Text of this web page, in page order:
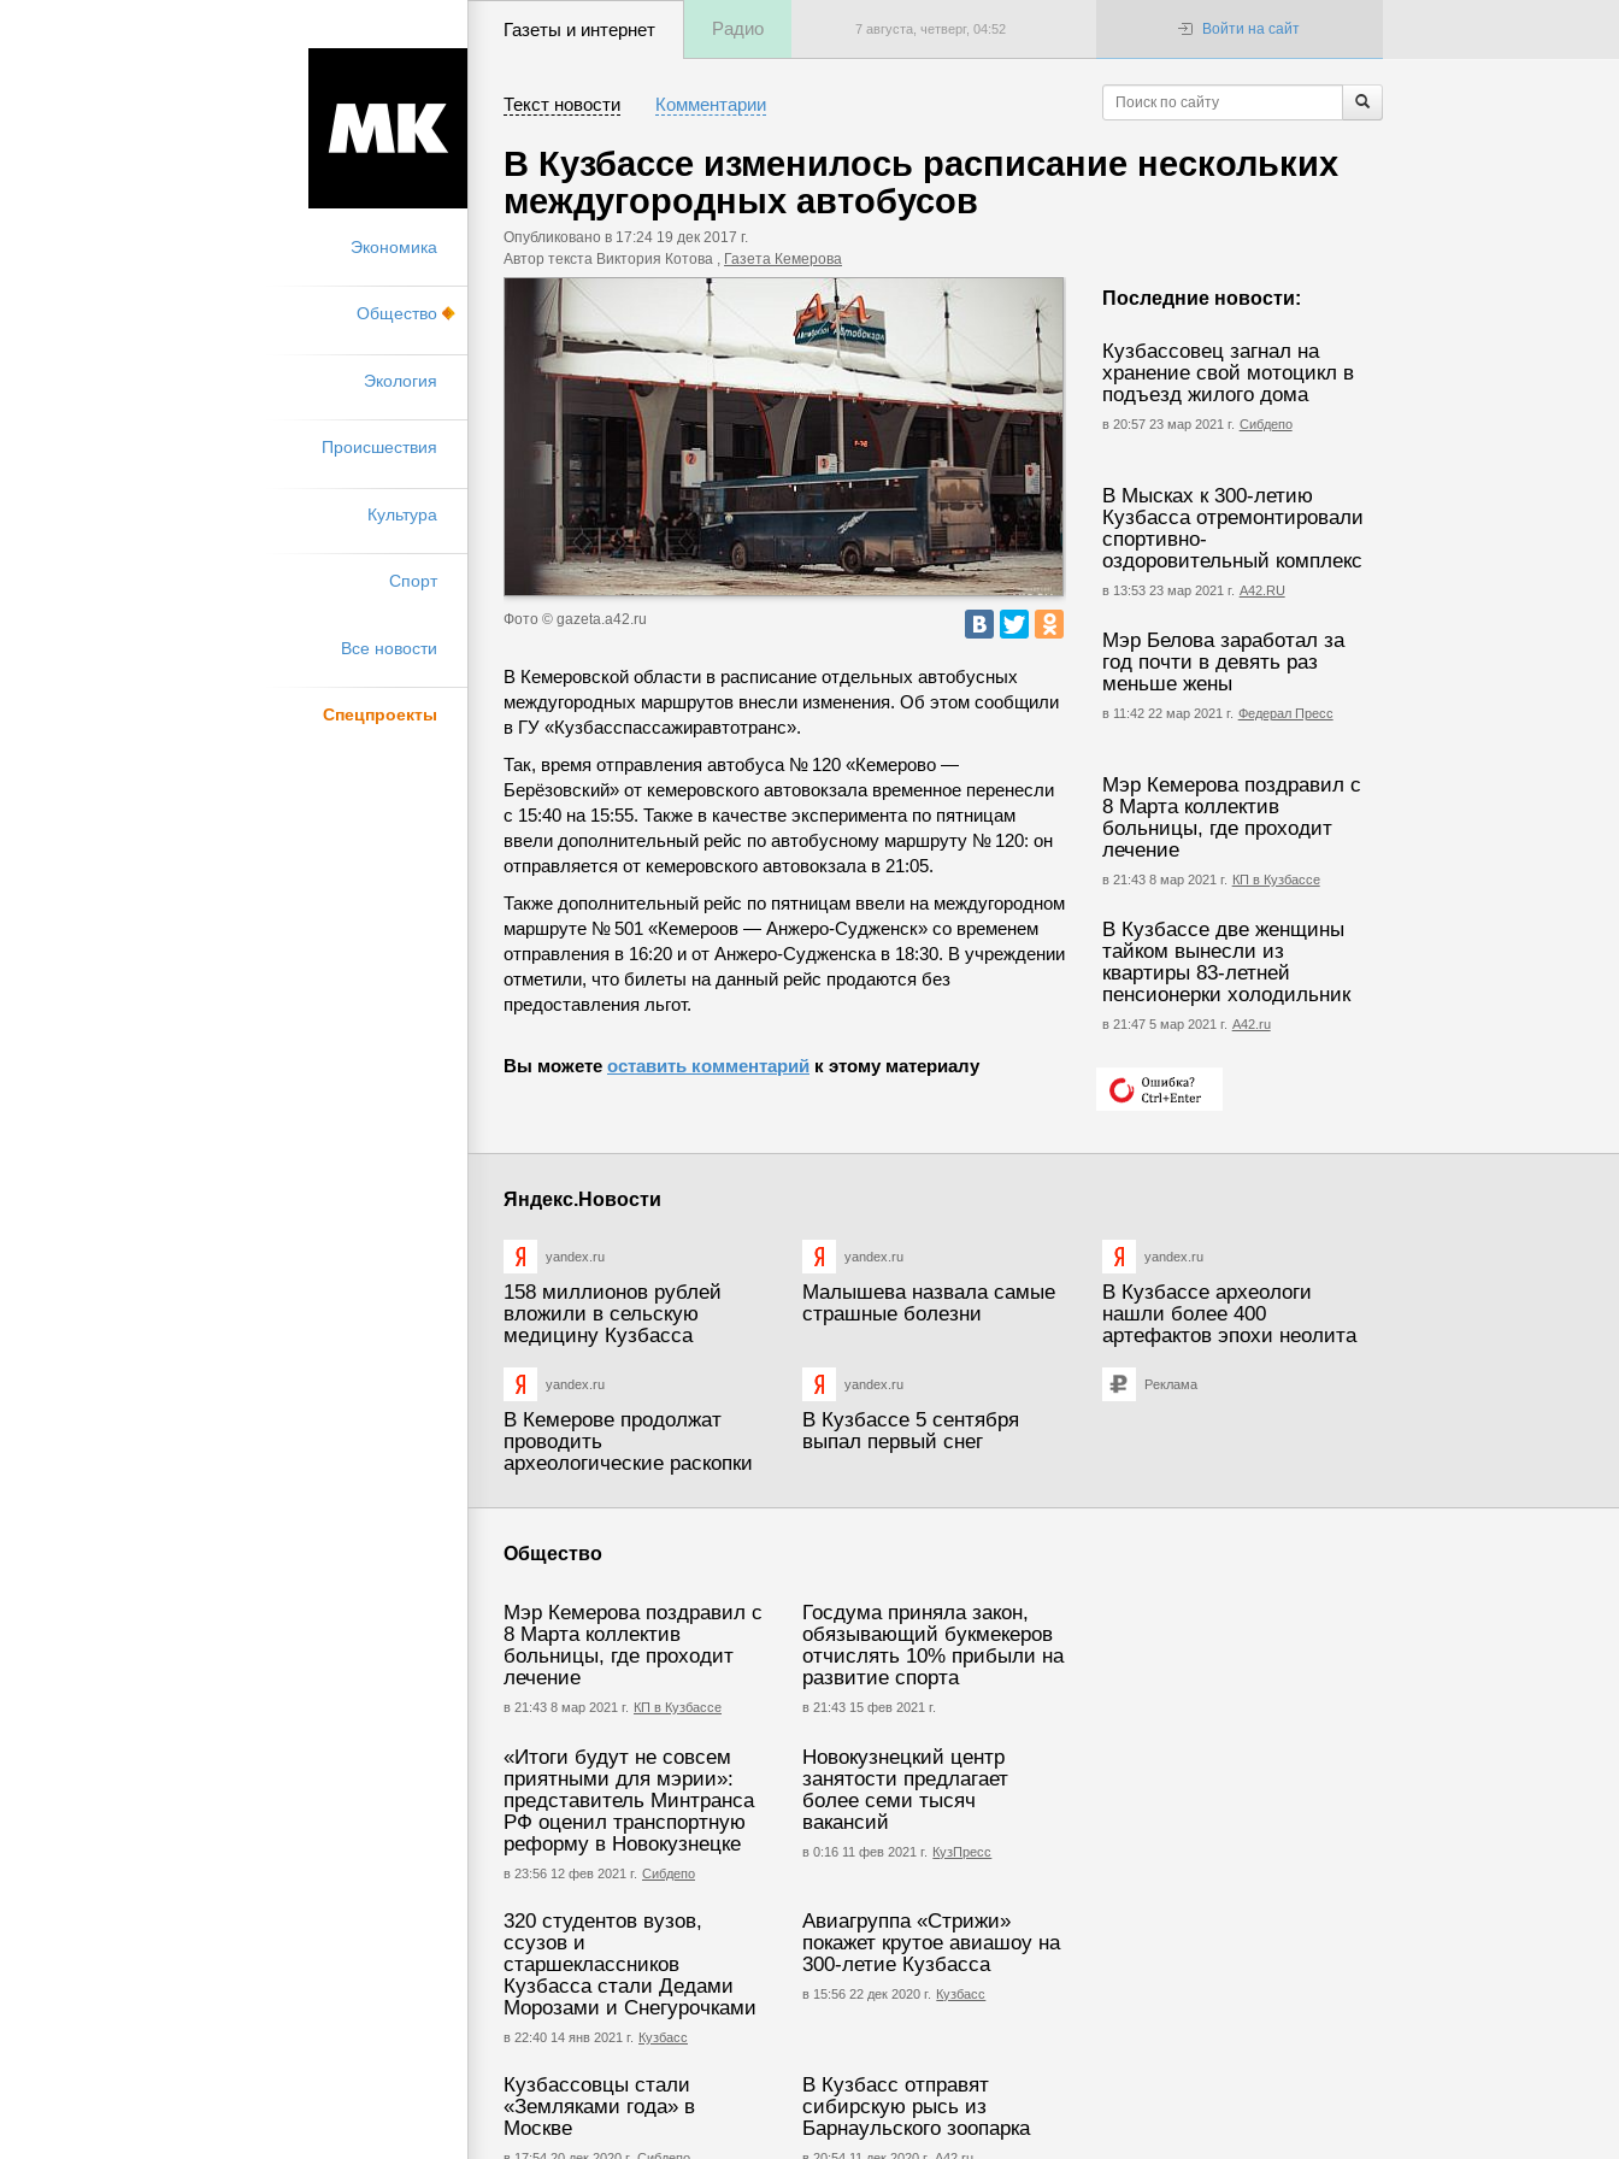
Экономика
Общество
Экология
Происшествия
Культура
Спорт
Все новости
Спецпроекты
Газеты и интернет Радио 7 августа, четверг, 04:52 Войти на сайт
Текст новости Комментарии
В Кузбассе изменилось расписание нескольких
междугородных автобусов
Опубликовано в 17:24 19 дек 2017 г.
Автор текста Виктория Котова , Газета Кемерова
Последние новости:
Кузбассовец загнал на
хранение свой мотоцикл в
подъезд жилого дома
в 20:57 23 мар 2021 г. Сибдепо
В Мысках к 300-летию
Кузбасса отремонтировали
спортивно-
оздоровительный комплекс
в 13:53 23 мар 2021 г. А42.RU
Мэр Белова заработал за
год почти в девять раз
меньше жены
в 11:42 22 мар 2021 г. Федерал Пресс
Мэр Кемерова поздравил с
8 Марта коллектив
больницы, где проходит
лечение
в 21:43 8 мар 2021 г. КП в Кузбассе
В Кузбассе две женщины
тайком вынесли из
квартиры 83-летней
пенсионерки холодильник
в 21:47 5 мар 2021 г. А42.ru
Фото © gazeta.a42.ru
В Кемеровской области в расписание отдельных автобусных
междугородных маршрутов внесли изменения. Об этом сообщили
в ГУ «Кузбасспассажиравтотранс».
Так, время отправления автобуса № 120 «Кемерово —
Берёзовский» от кемеровского автовокзала временное перенесли
с 15:40 на 15:55. Также в качестве эксперимента по пятницам
ввели дополнительный рейс по автобусному маршруту № 120: он
отправляется от кемеровского автовокзала в 21:05.
Также дополнительный рейс по пятницам ввели на междугородном
маршруте № 501 «Кемероов — Анжеро-Судженск» со временем
отправления в 16:20 и от Анжеро-Судженска в 18:30. В учреждении
отметили, что билеты на данный рейс продаются без
предоставления льгот.
Вы можете оставить комментарий к этому материалу
Яндекс.Новости
yandex.ru
158 миллионов рублей
вложили в сельскую
медицину Кузбасса
yandex.ru
Малышева назвала самые
страшные болезни
yandex.ru
В Кузбассе археологи
нашли более 400
артефактов эпохи неолита
yandex.ru
В Кемерове продолжат
проводить
археологические раскопки
yandex.ru
В Кузбассе 5 сентября
выпал первый снег
Реклама
Общество
Мэр Кемерова поздравил с
8 Марта коллектив
больницы, где проходит
лечение
в 21:43 8 мар 2021 г. КП в Кузбассе
Госдума приняла закон,
обязывающий букмекеров
отчислять 10% прибыли на
развитие спорта
в 21:43 15 фев 2021 г.
«Итоги будут не совсем
приятными для мэрии»:
представитель Минтранса
РФ оценил транспортную
реформу в Новокузнецке
в 23:56 12 фев 2021 г. Сибдепо
Новокузнецкий центр
занятости предлагает
более семи тысяч
вакансий
в 0:16 11 фев 2021 г. КузПресс
320 студентов вузов,
ссузов и
старшеклассников
Кузбасса стали Дедами
Морозами и Снегурочками
в 22:40 14 янв 2021 г. Кузбасс
Авиагруппа «Стрижи»
покажет крутое авиашоу на
300-летие Кузбасса
в 15:56 22 дек 2020 г. Кузбасс
Кузбассовцы стали
«Земляками года» в
Москве
В Кузбасс отправят
сибирскую рысь из
Барнаульского зоопарка